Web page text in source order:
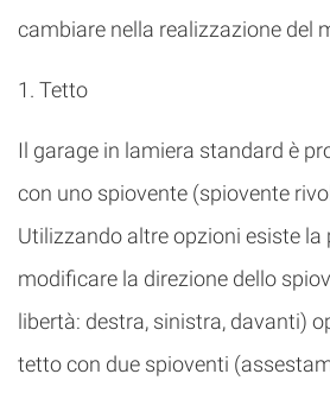
cambiare nella realizzazione del
1. Tetto
Il garage in lamiera standard è
con uno spiovente (spiovente
Utilizzando altre opzioni esiste la
modificare la direzione dello
libertà: destra, sinistra, davanti)
tetto con due spioventi